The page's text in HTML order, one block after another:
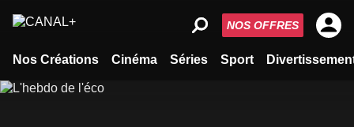
Nos Créations Cinéma Séries Sport
NOS OFFRES